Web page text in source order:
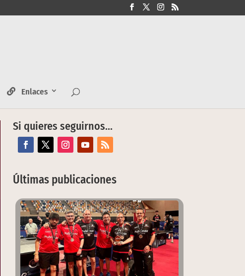
Enlaces
Si quieres seguirnos…
Últimas publicaciones